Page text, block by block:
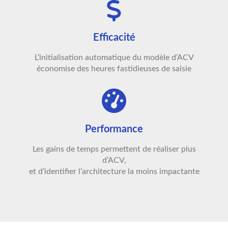
Efficacité
L’initialisation automatique du modèle d’ACV
économise des heures fastidieuses de saisie
Performance
Les gains de temps permettent de réaliser plus
d’ACV,
et d’identifier l’architecture la moins impactante